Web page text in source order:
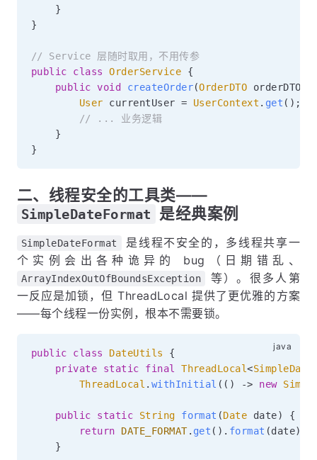
}
}
// Service 层随时取用，不用传参
public
class OrderService
{
public void createOrder(OrderDTO orderDTO
User currentUser = UserContext . get ( ) ;
// ... 业务逻辑
}
}
二、线程安全的工具类——
SimpleDateFormat 是经典案例
SimpleDateFormat
是线程不安全的，多线程共享一
个实例会出各种诡异的 bug（日期错乱、
ArrayIndexOutOfBoundsException
等）。很多人第
一反应是加锁，但 ThreadLocal 提供了更优雅的方案
——每个线程一份实例，根本不需要锁。
public class DateUtils
{
private
static final ThreadLocal<
ThreadLocal . withInitial ( ( ) -> new
public static String format (Date date)
{
return
DATE_FORMAT. get ( ) . format (date)
}